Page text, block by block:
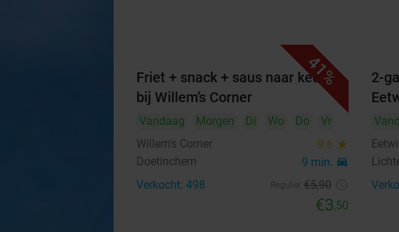
41%
Friet + snack + saus naar keuze
bij Willem’s Corner
Vandaag Morgen Di Wo Do
Vr
Willem's Corner
9.6 star
Doetinchem 9 min. directions_car
Verkocht: 498 €5,90
€3,50
2-